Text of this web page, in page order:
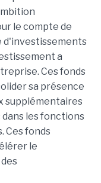
le compte de
d'investissements
a
Ces fonds
sa présence
supplémentaires
les fonctions
Ces fonds
le